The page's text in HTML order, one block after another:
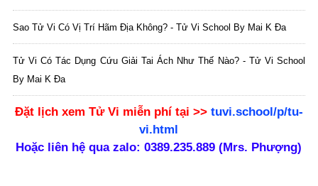
Sao Tử Vi Có Vị Trí Hãm Địa Không? - Tử Vi School By Mai K Đa
Tử Vi Có Tác Dụng Cứu Giải Tai Ách Như Thế Nào? - Tử Vi School
By Mai K Đa
Đặt lịch xem Tử Vi miễn phí tại >> tuvi.school/p/tu-
vi.html
Hoặc liên hệ qua zalo: 0389.235.889 (Mrs. Phượng)